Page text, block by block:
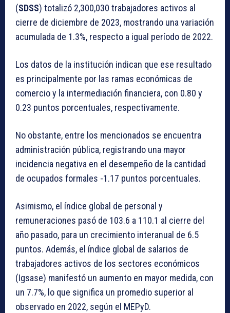
(SDSS) totalizó 2,300,030 trabajadores activos al
cierre de diciembre de 2023, mostrando una variación
acumulada de 1.3%, respecto a igual período de 2022.
Los datos de la institución indican que ese resultado
es principalmente por las ramas económicas de
comercio y la intermediación financiera, con 0.80 y
0.23 puntos porcentuales, respectivamente.
No obstante, entre los mencionados se encuentra
administración pública, registrando una mayor
incidencia negativa en el desempeño de la cantidad
de ocupados formales -1.17 puntos porcentuales.
Asimismo, el índice global de personal y
remuneraciones pasó de 103.6 a 110.1 al cierre del
año pasado, para un crecimiento interanual de 6.5
puntos. Además, el índice global de salarios de
trabajadores activos de los sectores económicos
(Igsase) manifestó un aumento en mayor medida, con
un 7.7%, lo que significa un promedio superior al
observado en 2022, según el MEPyD.